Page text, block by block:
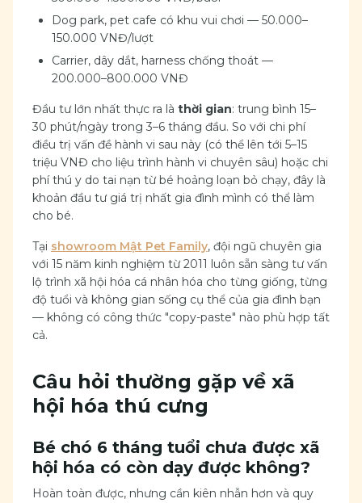
Dog park, pet cafe có khu vui chơi — 50.000–
150.000 VNĐ/lượt
Carrier, dây dắt, harness chống thoát —
200.000–800.000 VNĐ
Đầu tư lớn nhất thực ra là thời gian: trung bình 15–
30 phút/ngày trong 3–6 tháng đầu. So với chi phí
điều trị vấn đề hành vi sau này (có thể lên tới 5–15
triệu VNĐ cho liệu trình hành vi chuyên sâu) hoặc chi
phí thú y do tai nạn từ bé hoảng loạn bỏ chạy, đây là
khoản đầu tư giá trị nhất gia đình mình có thể làm
cho bé.
Tại showroom Mật Pet Family, đội ngũ chuyên gia
với 15 năm kinh nghiệm từ 2011 luôn sẵn sàng tư vấn
lộ trình xã hội hóa cá nhân hóa cho từng giống, từng
độ tuổi và không gian sống cụ thể của gia đình bạn
— không có công thức "copy-paste" nào phù hợp tất
cả.
Câu hỏi thường gặp về xã
hội hóa thú cưng
Bé chó 6 tháng tuổi chưa được xã
hội hóa có còn dạy được không?
Hoàn toàn được, nhưng cần kiên nhẫn hơn và quy